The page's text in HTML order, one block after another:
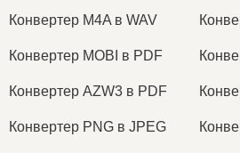
Конвертер M4A в WAV
Конвертер MOBI в PDF
Конвертер AZW3 в PDF
Конвертер PNG в JPEG